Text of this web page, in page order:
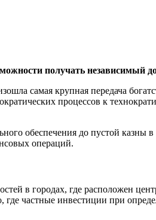
получать независимый
самая крупная передача
процессов к
обеспечения до пустой казны в
операций.
в городах, где расположен
частные инвестиции при